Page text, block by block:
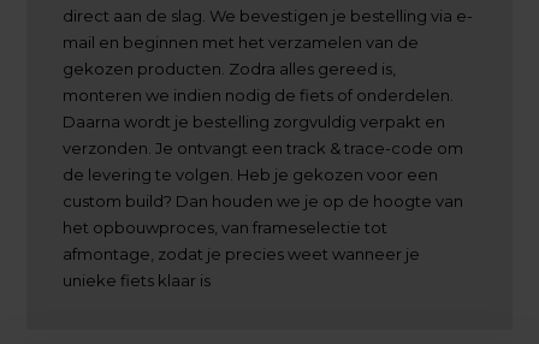
direct aan de slag. We bevestigen je bestelling via e-
mail en beginnen met het verzamelen van de
gekozen producten. Zodra alles gereed is,
monteren we indien nodig de fiets of onderdelen.
Daarna wordt je bestelling zorgvuldig verpakt en
verzonden. Je ontvangt een track & trace-code om
de levering te volgen. Heb je gekozen voor een
custom build? Dan houden we je op de hoogte van
het opbouwproces, van frameselectie tot
afmontage, zodat je precies weet wanneer je
unieke fiets klaar is